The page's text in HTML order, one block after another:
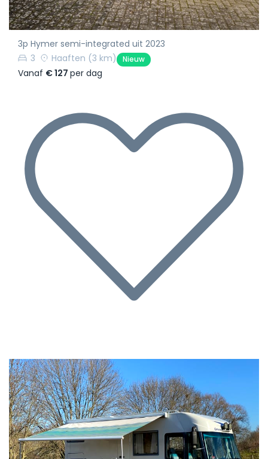
3p Hymer semi-integrated uit 2023
3
Haaften (3 km) Nieuw
Vanaf € 127 per dag